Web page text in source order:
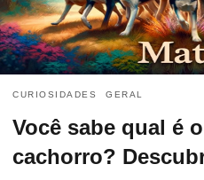
CURIOSIDADES GERAL
Você sabe qual é
cachorro?